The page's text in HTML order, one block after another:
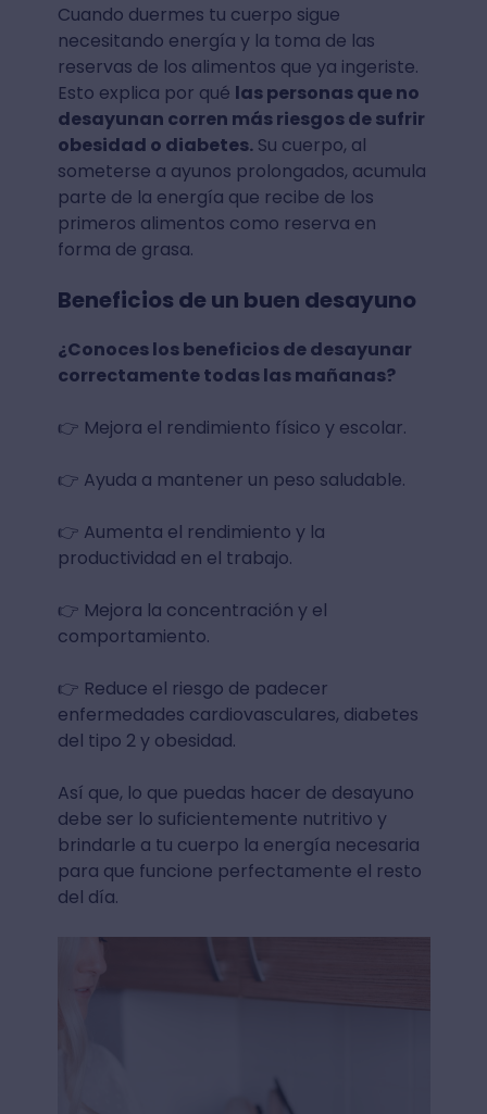
Cuando duermes tu cuerpo sigue
necesitando energía y la toma de las
reservas de los alimentos que ya ingeriste.
Esto explica por qué las personas que no
desayunan corren más riesgos de sufrir
obesidad o diabetes.Su cuerpo, al
someterse a ayunos prolongados, acumula
parte de la energía que recibe de los
primeros alimentos como reserva en
forma de grasa.
Beneficios de un buen desayuno
¿Conoces los beneficios de desayunar
correctamente todas las mañanas?
👉 Mejora el rendimiento físico y escolar.
👉 Ayuda a mantener un peso saludable.
👉 Aumenta el rendimiento y la
productividad en el trabajo.
👉 Mejora la concentración y el
comportamiento.
👉 Reduce el riesgo de padecer
enfermedades cardiovasculares, diabetes
del tipo 2 y obesidad.
Así que, lo que puedas hacer de desayuno
debe ser lo suficientemente nutritivo y
brindarle a tu cuerpo la energía necesaria
para que funcione perfectamente el resto
del día.